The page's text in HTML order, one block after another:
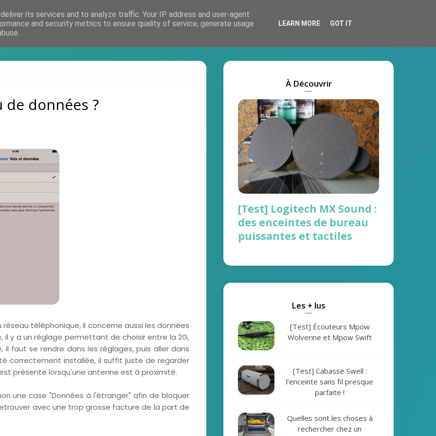
Accueil Actus Marques On recrute !
de données ?
téléphonique, il concerne aussi les données
il y a un réglage permettant de choisir entre la 2G,
faut se rendre dans les réglages, puis aller dans
correctement installée, il suffit juste de regarder
présente lorsqu'une antenne est à proximité.
une case "Données à l'étranger" afin de bloquer
avec une trop grosse facture de la part de
À Découvrir
[Test] Logitech MX Sound :
des enceintes de bureau
puissantes et tactiles
Les + lus
[Test] Écouteurs Mpow
Wolverine et Mpow Swift
[Test] Cabasse Swell :
l'enceinte sans fil presque
parfaite !
Quelles sont les choses à
rechercher chez un
its services and to analyze traffic. Your IP address and user-agent
and security metrics to ensure quality of service, generate usage
LEARN MORE GOT IT